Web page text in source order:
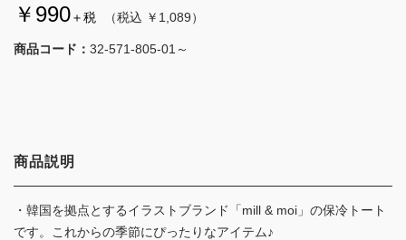
￥990＋税 （税込 ￥1,089）
商品コード： 32-571-805-01～
商品説明
・韓国を拠点とするイラストブランド「mill & moi」の保冷トート
です。これからの季節にぴったりなアイテム♪